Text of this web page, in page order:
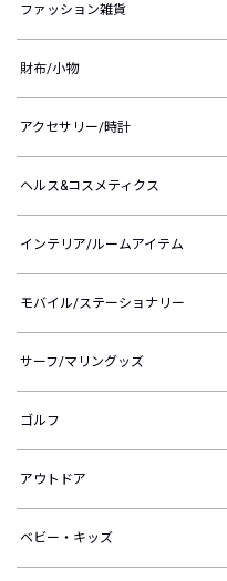
ファッション雑貨
財布/小物
アクセサリー/時計
ヘルス&コスメティクス
インテリア/ルームアイテム
モバイル/ステーショナリー
サーフ/マリングッズ
ゴルフ
アウトドア
ベビー・キッズ